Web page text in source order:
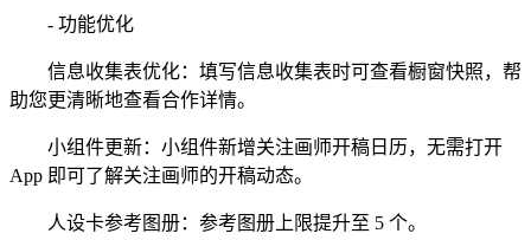
- 功能优化
信息收集表优化：填写信息收集表时可查看橱窗快照，帮
助您更清晰地查看合作详情。
小组件更新：小组件新增关注画师开稿日历，无需打开
App 即可了解关注画师的开稿动态。
人设卡参考图册：参考图册上限提升至 5 个。